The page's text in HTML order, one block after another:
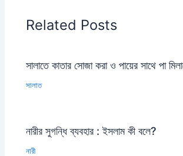
Related Posts
সালাতে কাতার সোজা করা ও পায়ের সাথে পা
সালাত
নারীর সুগন্ধি ব্যবহার : ইসলাম কী বলে?
নারী